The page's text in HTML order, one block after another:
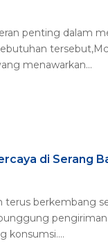
penting dalam
menawarkan...
di Serang
terus berkembang
konsumsi....